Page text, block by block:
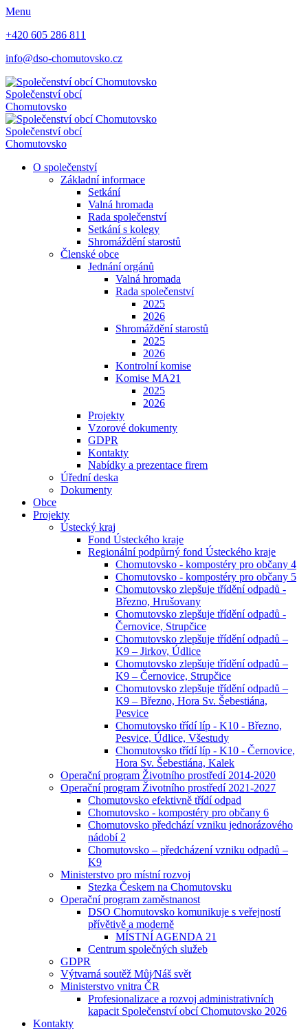
Menu
+420 605 286 811
info@dso-chomutovsko.cz
Společenství obcí
Chomutovsko
Společenství obcí
Chomutovsko
O společenství
Základní informace
Setkání
Valná hromada
Rada společenství
Setkání s kolegy
Shromáždění starostů
Členské obce
Jednání orgánů
Valná hromada
Rada společenství
2025
2026
Shromáždění starostů
2025
2026
Kontrolní komise
Komise MA21
2025
2026
Projekty
Vzorové dokumenty
GDPR
Kontakty
Nabídky a prezentace firem
Úřední deska
Dokumenty
Obce
Projekty
Ústecký kraj
Fond Ústeckého kraje
Regionální podpůrný fond Ústeckého kraje
Chomutovsko - kompostéry pro občany 4
Chomutovsko - kompostéry pro občany 5
Chomutovsko zlepšuje třídění odpadů -
Březno, Hrušovany
Chomutovsko zlepšuje třídění odpadů -
Černovice, Strupčice
Chomutovsko zlepšuje třídění odpadů –
K9 – Jirkov, Údlice
Chomutovsko zlepšuje třídění odpadů –
K9 – Černovice, Strupčice
Chomutovsko zlepšuje třídění odpadů –
K9 – Březno, Hora Sv. Šebestiána,
Pesvice
Chomutovsko třídí líp - K10 - Březno,
Pesvice, Údlice, Všestudy
Chomutovsko třídí líp - K10 - Černovice,
Hora Sv. Šebestiána, Kalek
Operační program Životního prostředí 2014-2020
Operační program Životního prostředí 2021-2027
Chomutovsko efektivně třídí odpad
Chomutovsko - kompostéry pro občany 6
Chomutovsko předchází vzniku jednorázového
nádobí 2
Chomutovsko – předcházení vzniku odpadů –
K9
Ministerstvo pro místní rozvoj
Stezka Českem na Chomutovsku
Operační program zaměstnanost
DSO Chomutovsko komunikuje s veřejností
přívětivě a moderně
MÍSTNÍ AGENDA 21
Centrum společných služeb
GDPR
Výtvarná soutěž Můj⁄Náš svět
Ministerstvo vnitra ČR
Profesionalizace a rozvoj administrativních
kapacit Společenství obcí Chomutovsko 2026
Kontakty